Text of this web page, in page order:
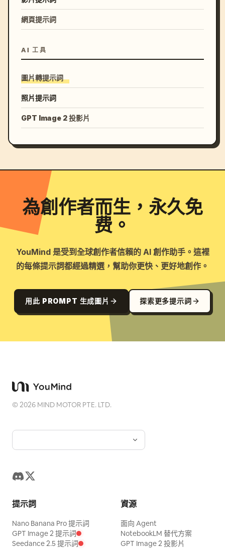
網頁提示詞
AI 工具
圖片轉提示詞
照片提示詞
GPT Image 2 投影片
為創作者而生，永久免
费。
YouMind 是受到全球創作者信賴的 AI 創作助手。這裡
的每條提示詞都經過精選，幫助你更快、更好地創作。
用此 PROMPT 生成圖片 探索更多提示詞
©2026 MIND MOTOR PTE. LTD.
提示詞
Nano Banana Pro 提示詞
GPT Image 2 提示詞
Seedance 2.5 提示詞
資源
面向 Agent
NotebookLM 替代方案
GPT Image 2 投影片